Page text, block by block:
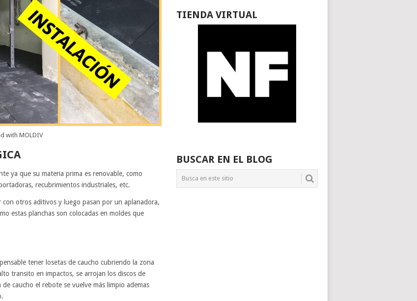
with MOLDIV
ya que su materia prima es renovable, como
recubrimientos industriales, etc.
otros aditivos y luego pasan por un aplanadora,
estas planchas son colocadas en moldes que
tener losetas de caucho cubriendo la zona
transito en impactos, se arrojan los discos de
caucho el rebote se vuelve más limpio ademas
TIENDA VIRTUAL
BUSCAR EN EL BLOG